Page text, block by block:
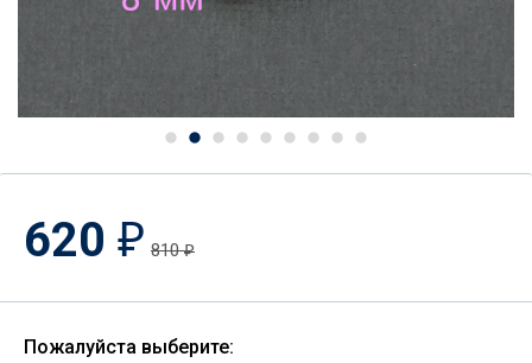
620 ₽ 810₽
Пожалуйста выберите: